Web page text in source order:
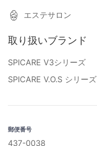
エステサロン
取り扱いブランド
SPICARE V3シリーズ
SPICARE V.O.S シリーズ
郵便番号
437-0038